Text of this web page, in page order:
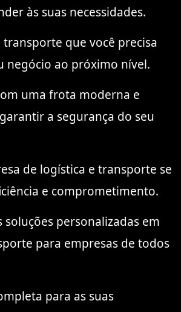
às suas necessidades.
transporte que você precisa
negócio ao próximo nível.
uma frota moderna e
a segurança do seu
de logística e transporte se
e comprometimento.
soluções personalizadas em
para empresas de todos
para as suas